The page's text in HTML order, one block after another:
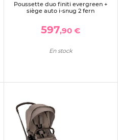
Poussette duo finiti evergreen +
siège auto i-snug 2 fern
597,90 €
En stock